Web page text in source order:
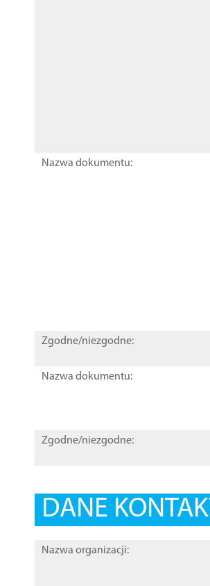
Nazwa dokumentu:
Zgodne/niezgodne:
Nazwa dokumentu:
Zgodne/niezgodne:
DANE
Nazwa organizacji: